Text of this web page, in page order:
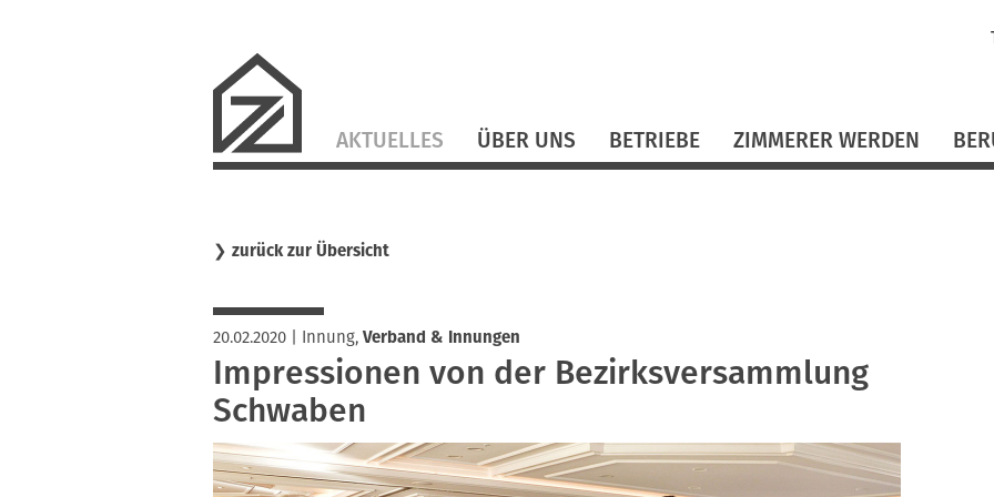
überspringen
AKTUELLES ÜBER UNS BETRIEBE ZIMMERER WERDEN
❯ zurück zur Übersicht
20.02.2020| Innung, Verband & Innungen
Impressionen von der Bezirksversammlung
Schwaben